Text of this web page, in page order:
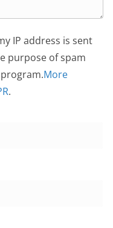
IP address is sent
purpose of spam
program.More
.